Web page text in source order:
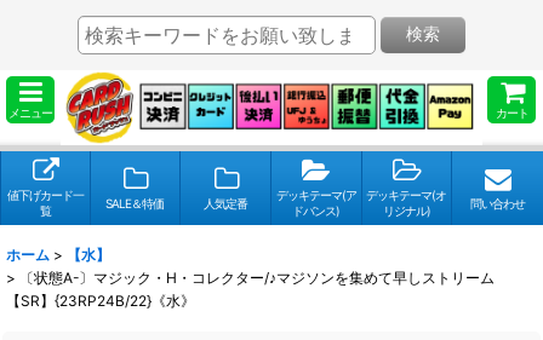
メニュー カート
検索
値下げカード一
覧
SALE＆特価 人気定番
デッキテーマ(ア
ドバンス)
デッキテーマ(オ
リジナル)
問い合わせ
ホーム >
【水】
>
〔状態A-〕マジック・H・コレクター/♪マジソンを集めて早しストリーム
【SR】{23RP24B/22}《水》